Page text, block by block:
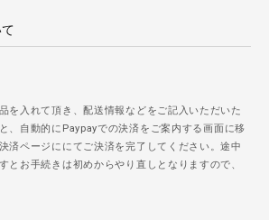
を入れて頂き、配送情報などをご記入いただいた
、自動的にPaypayでの決済をご案内する画面に移
済ページににてご決済を完了してください。途中
とお手続きは初めからやり直しとなりますので、